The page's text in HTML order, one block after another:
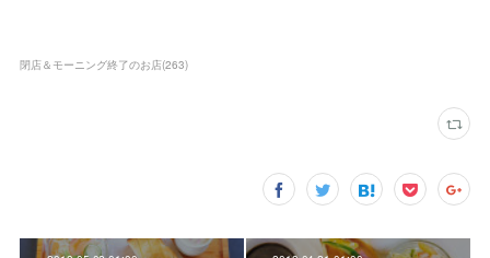
閉店＆モーニング終了のお店(263)